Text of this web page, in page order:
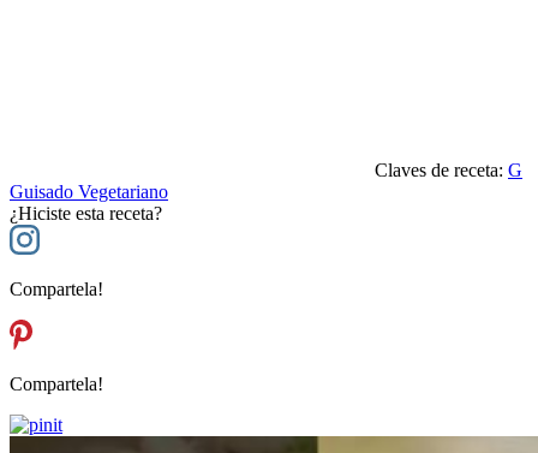
Claves de receta: G
Guisado Vegetariano
¿Hiciste esta receta?
Compartela!
Compartela!